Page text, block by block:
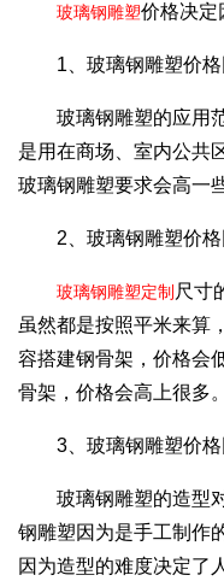
玻璃钢雕塑价格决定
1、玻璃钢雕塑价格
玻璃钢雕塑的应用范
是用在商场、室内公共
玻璃钢雕塑要求会高一
2、玻璃钢雕塑价格
玻璃钢雕塑定制 尺寸
虽然都是按照平米来算
容搭建钢骨架，价格会
骨架，价格会高上很多。
3、玻璃钢雕塑价格
玻璃钢雕塑的造型对
钢雕塑因为是手工制作
因为造型的难度决定了